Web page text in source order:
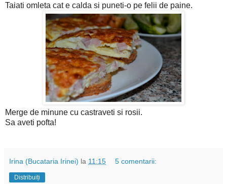
Taiati omleta cat e calda si puneti-o pe felii de paine.
Merge de minune cu castraveti si rosii.
Sa aveti pofta!
Irina (Bucataria Irinei) la 11:15 5 comentarii:
Distribuiți